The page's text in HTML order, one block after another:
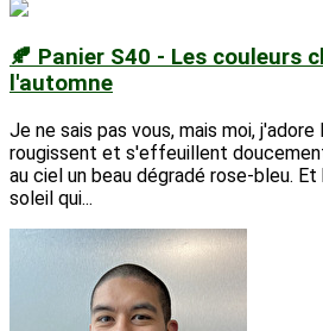
🍂 Panier S40 - Les couleurs
l'automne
Je ne sais pas vous, mais moi,
rougissent et s'effeuillent
au ciel un beau dégradé rose-bleu.
soleil qui...